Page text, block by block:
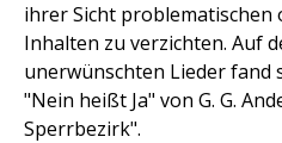
ihrer Sicht
Inhalten zu verzichten. Auf
unerwünschten Lieder fand
"Nein heißt Ja" von G. G.
Sperrbezirk".